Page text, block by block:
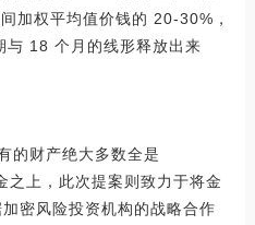
加权平均值价钱的 20-30%，
与 18 个月的线形释放出来
的财产绝大多数全是
上，此次提案则致力于将金
密风险投资机构的战略合作